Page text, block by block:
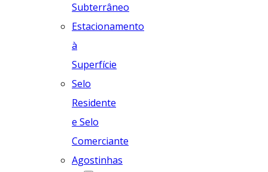
Subterrâneo
Estacionamento
à
Superfície
Selo
Residente
e Selo
Comerciante
Agostinhas